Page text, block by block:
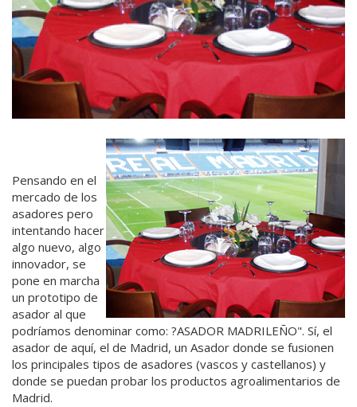
Pensando en el
mercado de los
asadores pero
intentando hacer
algo nuevo, algo
innovador, se
pone en marcha
un prototipo de
asador al que
podríamos denominar como: ?ASADOR MADRILEÑO". Sí, el
asador de aquí, el de Madrid, un Asador donde se fusionen
los principales tipos de asadores (vascos y castellanos) y
donde se puedan probar los productos agroalimentarios de
Madrid.